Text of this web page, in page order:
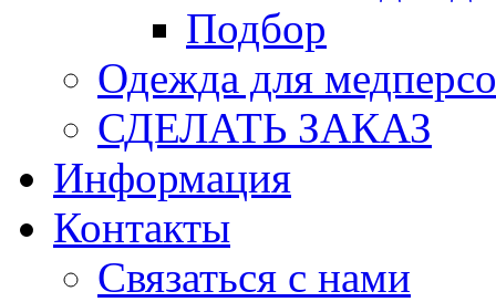
Подбор
Одежда для
СДЕЛАТЬ ЗАКАЗ
Информация
Контакты
Связаться с нами